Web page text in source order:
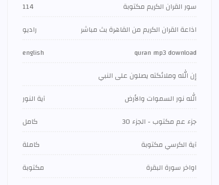
سور القران الكريم مكتوبة
114
اذاعة القران الكريم من القاهرة بث مباشر
راديو
quran mp3 download
english
إن الله وملائكته يصلون على النبي
الله نور السموات والأرض
آية النور
جزء عم مكتوب - الجزء 30
كامل
آية الكرسي مكتوبة
كاملة
اواخر سورة البقرة
مكتوبة